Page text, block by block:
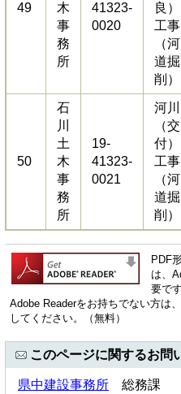
49
木
事
務
所
41323-
0020
良）
工事
（河
道掘
削）
50
石
川
土
木
事
務
所
19-
41323-
0021
河川
（交
付）
工事
（河
道掘
削）
PDF
は、
要です
Adobe Readerをお持ちでない方は
してください。（無料）
このページに関するお問
県中建設事務所 総務課